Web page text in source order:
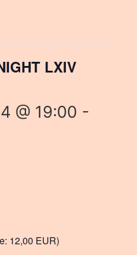
LXIV
@ 19:00 -
12,00 EUR)